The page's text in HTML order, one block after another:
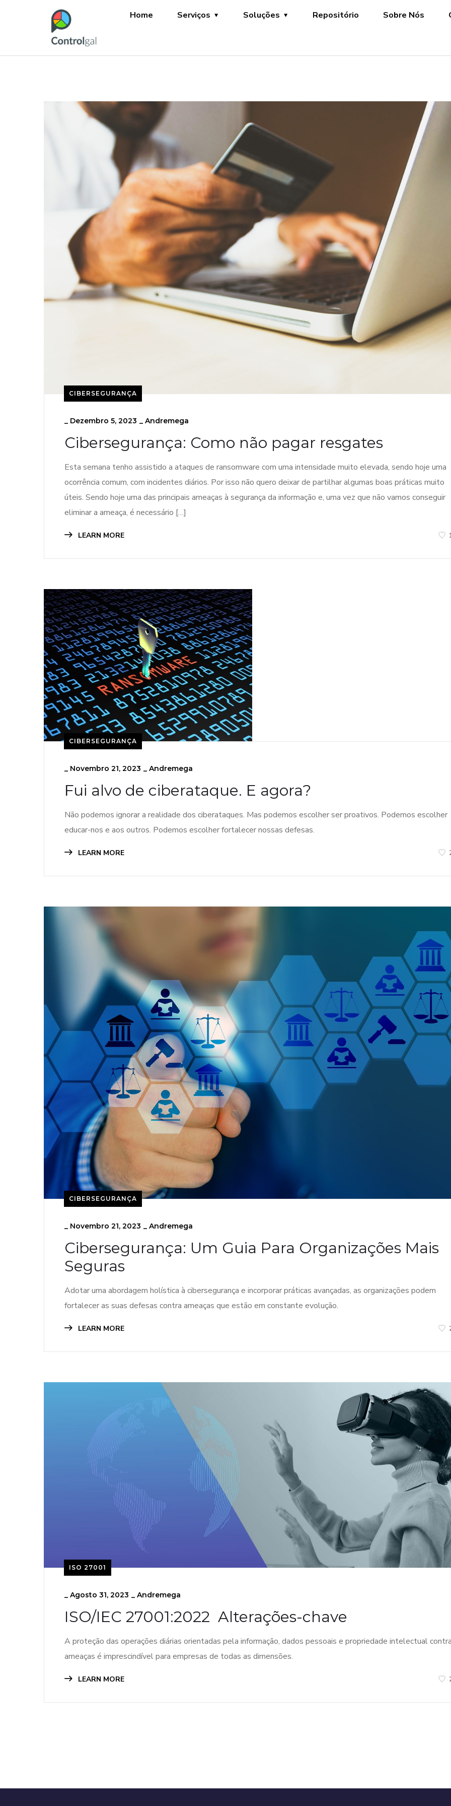
Home Serviços Soluções Repositório Sobre Nós
CIBERSEGURANÇA
_ Dezembro 5, 2023 _ Andremega
Cibersegurança: Como não pagar resgates
Esta semana tenho assistido a ataques de ransomware com uma intensidade muito elevada, sendo hoje uma
ocorrência comum, com incidentes diários. Por isso não quero deixar de partilhar algumas boas práticas muito
úteis. Sendo hoje uma das principais ameaças à segurança da informação e, uma vez que não vamos conseguir
eliminar a ameaça, é necessário […]
LEARN MORE
CIBERSEGURANÇA
_ Novembro 21, 2023 _ Andremega
Fui alvo de ciberataque. E agora?
Não podemos ignorar a realidade dos ciberataques. Mas podemos escolher ser proativos. Podemos escolher
educar-nos e aos outros. Podemos escolher fortalecer nossas defesas.
LEARN MORE
CIBERSEGURANÇA
_ Novembro 21, 2023 _ Andremega
Cibersegurança: Um Guia Para Organizações Mais
Seguras
Adotar uma abordagem holística à cibersegurança e incorporar práticas avançadas, as organizações podem
fortalecer as suas defesas contra ameaças que estão em constante evolução.
LEARN MORE
ISO 27001
_ Agosto 31, 2023 _ Andremega
ISO/IEC 27001:2022 Alterações-chave
A proteção das operações diárias orientadas pela informação, dados pessoais e propriedade intelectual
ameaças é imprescindível para empresas de todas as dimensões.
LEARN MORE